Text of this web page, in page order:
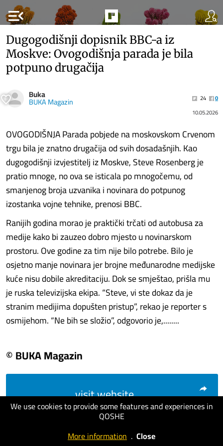
menu_open
We use cookies to provide some features and experiences in
QOSHE
More information . Close
Dugogodišnji dopisnik BBC-a iz
Moskve: Ovogodišnja parada je bila
potpuno drugačija
Buka
BUKA Magazin 24
0
10.05.2026
OVOGODIŠNJA Parada pobjede na moskovskom Crvenom
trgu bila je znatno drugačija od svih dosadašnjih. Kao
dugogodišnji izvjestitelj iz Moskve, Steve Rosenberg je
pratio mnoge, no ova se isticala po mnogočemu, od
smanjenog broja uzvanika i novinara do potpunog
izostanka vojne tehnike, prenosi BBC.
Ranijih godina morao je praktički trčati od autobusa za
medije kako bi zauzeo dobro mjesto u novinarskom
prostoru. Ove godine za tim nije bilo potrebe. Bilo je
osjetno manje novinara jer brojne međunarodne medijske
kuće nisu dobile akreditaciju. Dok se smještao, prišla mu
je ruska televizijska ekipa. “Steve, vi ste dokaz da je
stranim medijima dopušten pristup”, rekao je reporter s
osmijehom. “Ne bih se složio”, odgovorio je,........
© BUKA Magazin
visit website